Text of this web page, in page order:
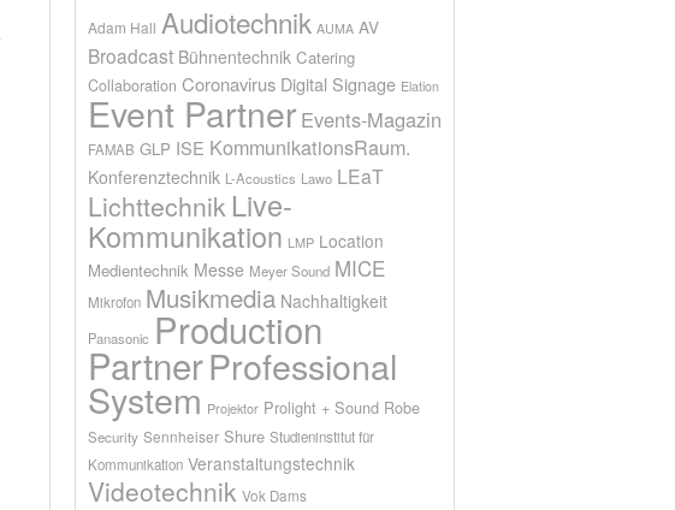
Adam Hall Audiotechnik AUMA AV
Broadcast Bühnentechnik Catering
Collaboration Coronavirus Digital Signage Elation
Event Partner Events-Magazin
FAMAB GLP ISE KommunikationsRaum.
Konferenztechnik L-Acoustics Lawo LEaT
Lichttechnik Live-
Kommunikation LMP Location
Medientechnik Messe Meyer Sound MICE
Mikrofon Musikmedia Nachhaltigkeit
Panasonic Production
PartnerProfessional
System Projektor Prolight + Sound Robe
Security Sennheiser Shure Studieninstitut für
Kommunikation Veranstaltungstechnik
Videotechnik Vok Dams